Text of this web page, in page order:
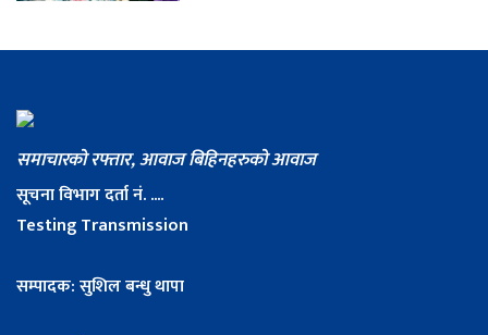
समाचारको रफ्तार, आवाज बिहिनहरुको आवाज
सूचना विभाग दर्ता नं. ....
Testing Transmission
सम्पादक: सुशिल बन्धु थापा